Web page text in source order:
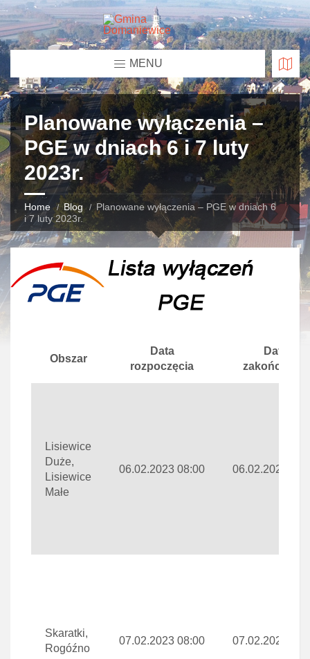
MENU
Planowane wyłączenia –
PGE w dniach 6 i 7 luty
2023r.
Home Blog
Planowane wyłączenia – PGE w dniach 6
i 7 luty 2023r.
Obszar
Data
rozpoczęcia
Data
zakończenie
Lisiewice
Duże,
Lisiewice
Małe
06.02.2023 08:00 06.02.2023
Skaratki,
Rogóźno
07.02.2023 08:00 07.02.2023